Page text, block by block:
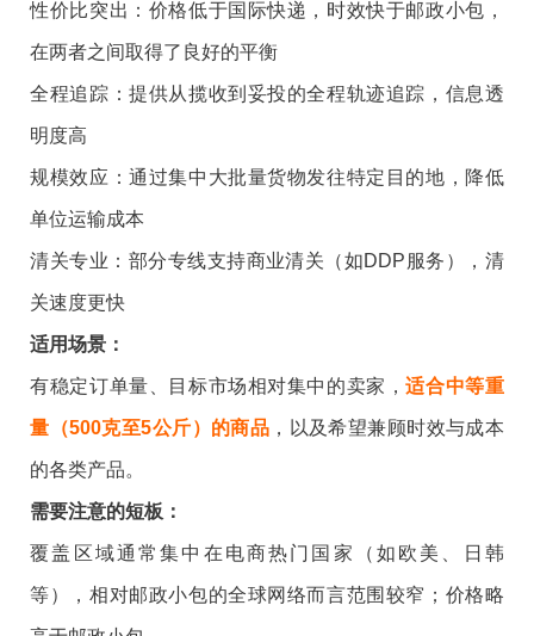
性价比突出：价格低于国际快递，时效快于邮政小包，
在两者之间取得了良好的平衡
全程追踪：提供从揽收到妥投的全程轨迹追踪，信息透
明度高
规模效应：通过集中大批量货物发往特定目的地，降低
单位运输成本
清关专业：部分专线支持商业清关（如DDP服务），清
关速度更快
适用场景：
有稳定订单量、目标市场相对集中的卖家，适合中等重
量（500克至5公斤）的商品 ，以及希望兼顾时效与成本
的各类产品。
需要注意的短板：
覆盖区域通常集中在电商热门国家（如欧美、日韩
等），相对邮政小包的全球网络而言范围较窄；价格略